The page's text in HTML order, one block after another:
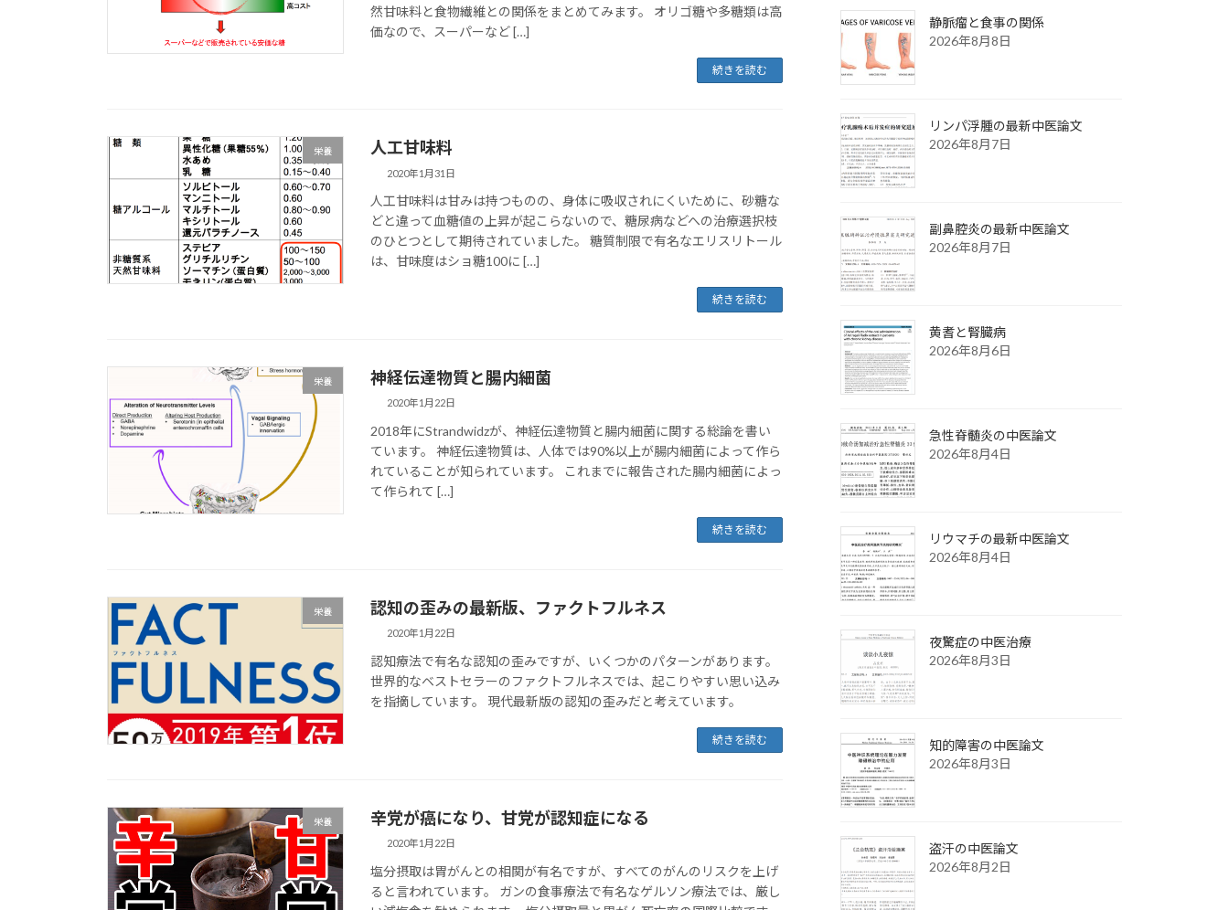
然甘味料と食物繊維との関係をまとめてみます。 オリゴ糖や多糖類は高
価なので、スーパーなど […]
続きを読む
栄養 人工甘味料
2020年1月31日
人工甘味料は甘みは持つものの、身体に吸収されにくいために、砂糖な
どと違って血糖値の上昇が起こらないので、糖尿病などへの治療選択枝
のひとつとして期待されていました。 糖質制限で有名なエリスリトール
は、甘味度はショ糖100に […]
続きを読む
栄養 神経伝達物質と腸内細菌
2020年1月22日
2018年にStrandwidzが、神経伝達物質と腸内細菌に関する総論を書い
ています。 神経伝達物質は、人体では90%以上が腸内細菌によって作ら
れていることが知られています。 これまでに報告された腸内細菌によっ
て作られて […]
続きを読む
栄養 認知の歪みの最新版、ファクトフルネス
2020年1月22日
認知療法で有名な認知の歪みですが、いくつかのパターンがあります。
世界的なベストセラーのファクトフルネスでは、起こりやすい思い込み
を指摘しています。 現代最新版の認知の歪みだと考えています。
続きを読む
栄養 辛党が癌になり、甘党が認知症になる
2020年1月22日
塩分摂取は胃がんとの相関が有名ですが、すべてのがんのリスクを上げ
ると言われています。 ガンの食事療法で有名なゲルソン療法では、厳し
静脈瘤と食事の関係
2026年8月8日
リンパ浮腫の最新中医論文
2026年8月7日
副鼻腔炎の最新中医論文
2026年8月7日
黄耆と腎臓病
2026年8月6日
急性脊髄炎の中医論文
2026年8月4日
リウマチの最新中医論文
2026年8月4日
夜驚症の中医治療
2026年8月3日
知的障害の中医論文
2026年8月3日
盗汗の中医論文
2026年8月2日